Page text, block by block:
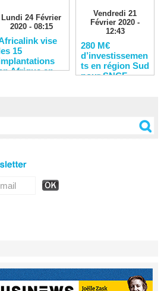
Lundi 24 Février
2020 - 08:15
vise
15
Afrique en
Vendredi 21
Février 2020 -
12:43
280 M€
d’investissemen
ts en région Sud
pour SNCF